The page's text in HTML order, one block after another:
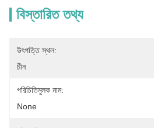
বিস্তারিত তথ্য
উৎপত্তি স্থল:
চীন
পরিচিতিমুলক নাম:
None